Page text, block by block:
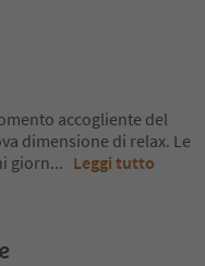
accogliente del
dimensione di relax. Le
giorn... Leggi tutto